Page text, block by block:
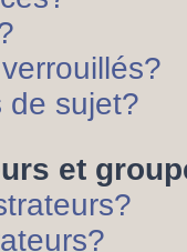
de sujet?
et